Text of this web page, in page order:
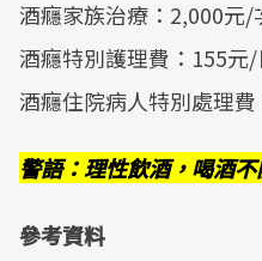
酒癮家族治療：2,000元/
酒癮特別護理費：155元/
酒癮住院病人特別處理費
警語：理性飲酒，喝酒
參考資料